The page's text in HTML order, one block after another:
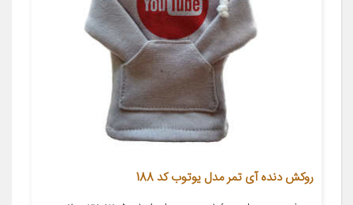
روکش دنده آی تمر مدل یوتوب کد 188